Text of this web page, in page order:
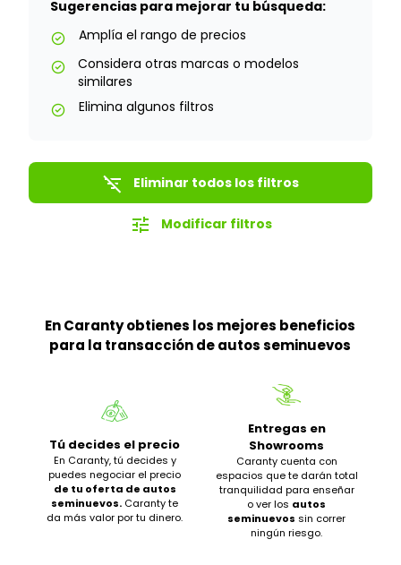
Sugerencias para mejorar tu búsqueda:
check_circle Amplía el rango de precios
check_circle
Considera otras marcas o modelos
similares
check_circle Elimina algunos filtros
filter_list_off Eliminar todos los filtros
tune Modificar filtros
En Caranty obtienes los mejores beneficios
para la transacción de autos seminuevos
Tú decides el precio
En Caranty, tú decides y
puedes negociar el precio
de tu oferta de autos
seminuevos. Caranty te
da más valor por tu dinero.
Entregas en
Showrooms
Caranty cuenta con
espacios que te darán total
tranquilidad para enseñar
o ver los autos
seminuevos sin correr
ningún riesgo.